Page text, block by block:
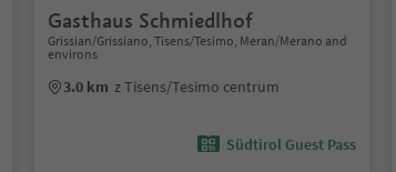
Gasthaus Schmiedlhof
Grissian/Grissiano, Tisens/Tesimo, Meran/Merano and
environs
3.0 km z Tisens/Tesimo centrum
Südtirol Guest Pass